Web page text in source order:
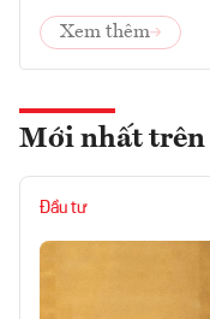
Xem thêm
Mới nhất trên
Đầu tư